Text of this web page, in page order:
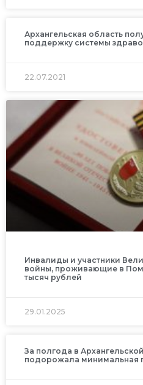
Архангельская область
поддержку системы
22.07.2021
Инвалиды и участники
войны, проживающие в
тысяч рублей
29.01.2025
За полгода в
подорожала минимальная